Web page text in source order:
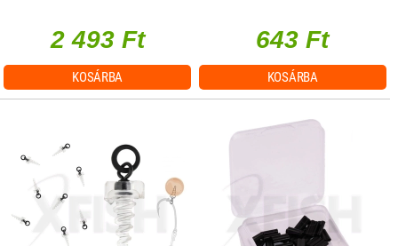
2 493 Ft
KOSÁRBA
643 Ft
KOSÁRBA